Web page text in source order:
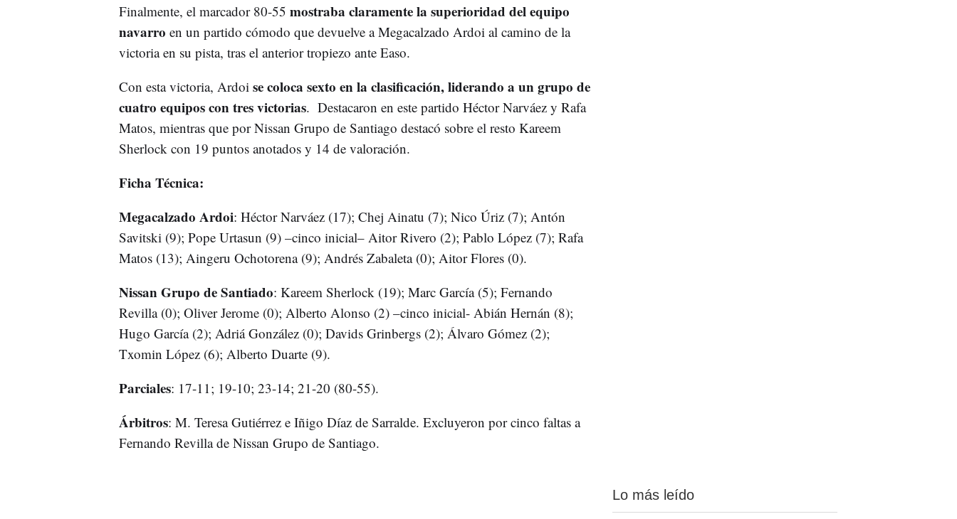
Finalmente, el marcador 80-55 mostraba claramente la superioridad del equipo
navarro en un partido cómodo que devuelve a Megacalzado Ardoi al camino de la
victoria en su pista, tras el anterior tropiezo ante Easo.
Con esta victoria, Ardoi se coloca sexto en la clasificación, liderando a un grupo de
cuatro equipos con tres victorias. Destacaron en este partido Héctor Narváez y Rafa
Matos, mientras que por Nissan Grupo de Santiago destacó sobre el resto Kareem
Sherlock con 19 puntos anotados y 14 de valoración.
Ficha Técnica:
Megacalzado Ardoi: Héctor Narváez (17); Chej Ainatu (7); Nico Úriz (7); Antón
Savitski (9); Pope Urtasun (9) –cinco inicial– Aitor Rivero (2); Pablo López (7); Rafa
Matos (13); Aingeru Ochotorena (9); Andrés Zabaleta (0); Aitor Flores (0).
Nissan Grupo de Santiado: Kareem Sherlock (19); Marc García (5); Fernando
Revilla (0); Oliver Jerome (0); Alberto Alonso (2) –cinco inicial- Abián Hernán (8);
Hugo García (2); Adriá González (0); Davids Grinbergs (2); Álvaro Gómez (2);
Txomin López (6); Alberto Duarte (9).
Parciales: 17-11; 19-10; 23-14; 21-20 (80-55).
Árbitros: M. Teresa Gutiérrez e Iñigo Díaz de Sarralde. Excluyeron por cinco faltas a
Fernando Revilla de Nissan Grupo de Santiago.
Lo más leído